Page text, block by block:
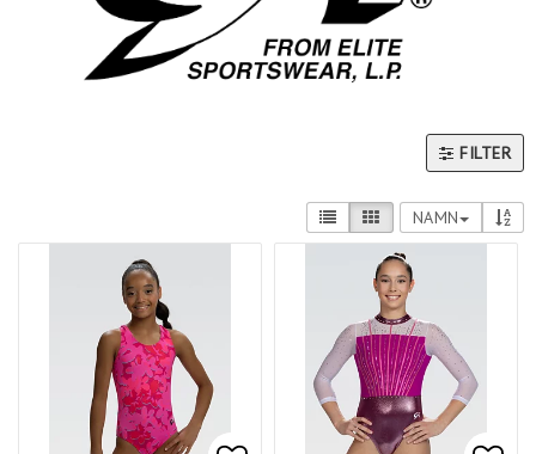
FILTER
NAMN